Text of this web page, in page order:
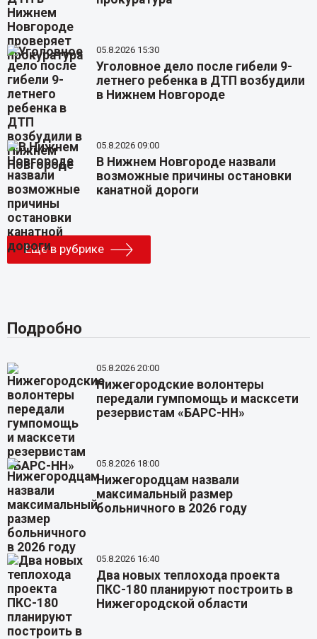
05.8.2026 15:30
Уголовное дело после гибели 9-
летнего ребенка в ДТП возбудили
в Нижнем Новгороде
05.8.2026 09:00
В Нижнем Новгороде назвали
возможные причины остановки
канатной дороги
Еще в рубрике
Подробно
05.8.2026 20:00
Нижегородские волонтеры
передали гумпомощь и масксети
резервистам «БАРС-НН»
05.8.2026 18:00
Нижегородцам назвали
максимальный размер
больничного в 2026 году
05.8.2026 16:40
Два новых теплохода проекта
ПКС-180 планируют построить в
Нижегородской области